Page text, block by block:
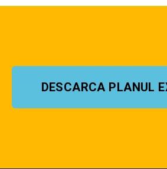
DESCARCA PLANUL